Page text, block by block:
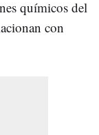
químicos del
con